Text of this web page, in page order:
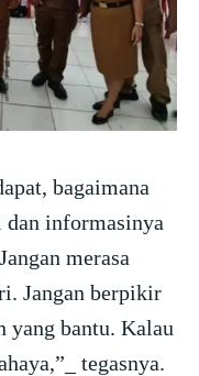
bagaimana
informasinya
merasa
Jangan berpikir
yang bantu. Kalau
tegasnya.